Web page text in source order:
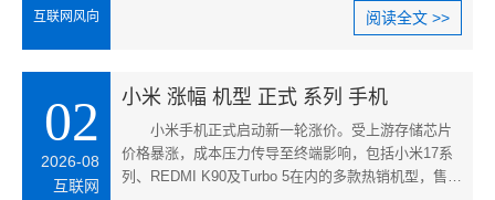
互联网风向 阅读全文 >>
02
2026-08
互联网
小米 涨幅 机型 正式 系列 手机
小米手机正式启动新一轮涨价。受上游存储芯片
价格暴涨，成本压力传导至终端影响，包括小米17系
列、REDMI K90及Turbo 5在内的多款热销机型，售价